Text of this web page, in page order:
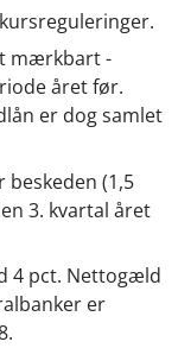
mærkbart -
året før.
er dog samlet
beskeden (1,5
3. kvartal året
4 pct. Nettogæld
er